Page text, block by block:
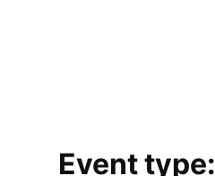
Event type: